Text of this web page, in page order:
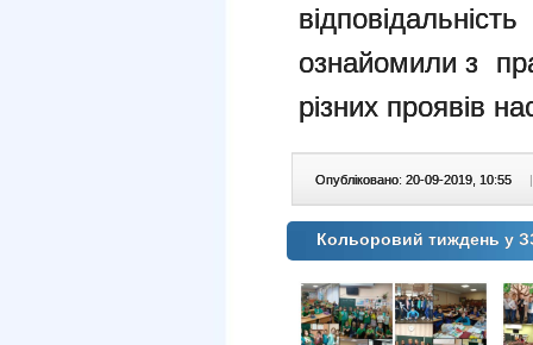
ознайомили з
різних проявів
Опубліковано: 20-09-2019, 10:55 |
Кольоровий тиждень у